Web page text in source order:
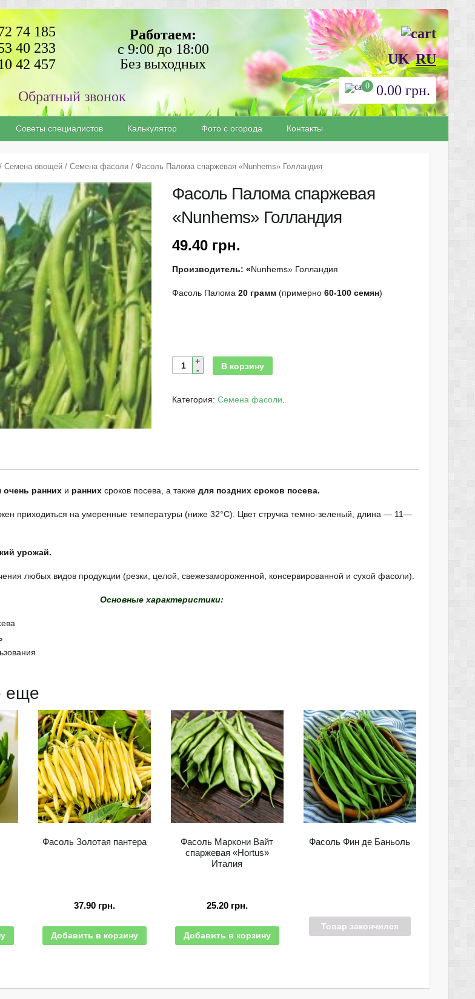
74 185
40 233
42 457
Работаем:
с 9:00 до 18:00
Без выходных
UK RU
0 0.00 грн.
Советы специалистов Калькулятор Фото с огорода Контакты
Семена овощей/ Cемена фасоли/ Фасоль Палома спаржевая «Nunhems» Голландия
Фасоль Палома спаржевая
«Nunhems» Голландия
49.40 грн.
Производитель: «Nunhems» Голландия
Фасоль Палома20 грамм (примерно60-100 семян)
В корзину
Категория:Cемена фасоли
ранних и раннихсроков посева, а такжедля поздних сроков посева.
приходиться на умеренные температуры (ниже 32°С). Цвет стручка темно-зеленый, длина — 11—
урожай.
любых видов продукции (резки, целой, свежезамороженной, консервированной и сухой фасоли).
Основные характеристики:
еще
Фасоль Золотая пантера
37.90 грн.
Добавить в корзину
Фасоль Маркони Вайт
спаржевая «Hortus»
Италия
25.20 грн.
Добавить в корзину
Фасоль Фин де Баньоль
Товар закончился